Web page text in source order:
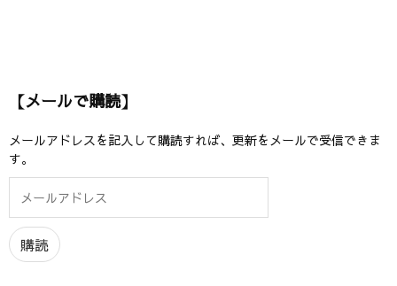
【メールで購読】
メールアドレスを記入して購読すれば、更新をメールで受信できま
す。
ル
ア
ド
購読